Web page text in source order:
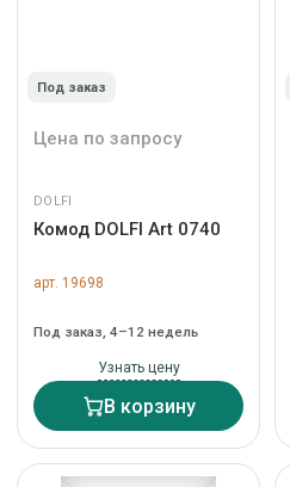
Под заказ
Цена по запросу
DOLFI
Комод DOLFI Art 0740
арт. 19698
Под заказ, 4–12 недель
Узнать цену
В корзину